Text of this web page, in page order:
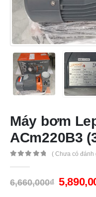
Máy bơm
ACm220B3
( Chưa có đánh
6,660,000₫